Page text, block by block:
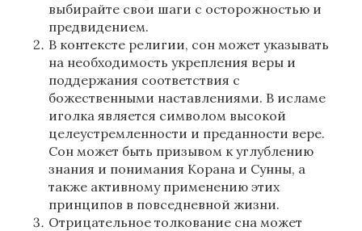
выбирайте свои шаги с осторожностью и
предвидением.
В контексте религии, сон может указывать
на необходимость укрепления веры и
поддержания соответствия с
божественными наставлениями. В исламе
иголка является символом высокой
целеустремленности и преданности вере.
Сон может быть призывом к углублению
знания и понимания Корана и Сунны, а
также активному применению этих
принципов в повседневной жизни.
Отрицательное толкование сна может